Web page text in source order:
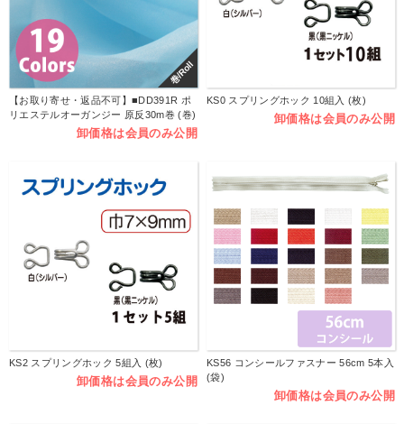
巻/Roll
【お取り寄せ・返品不可】■DD391R ポ
リエステルオーガンジー 原反30m巻 (巻)
卸価格は会員のみ公開
KS0 スプリングホック 10組入 (枚)
卸価格は会員のみ公開
KS2 スプリングホック 5組入 (枚)
卸価格は会員のみ公開
KS56 コンシールファスナー 56cm 5本入
(袋)
卸価格は会員のみ公開